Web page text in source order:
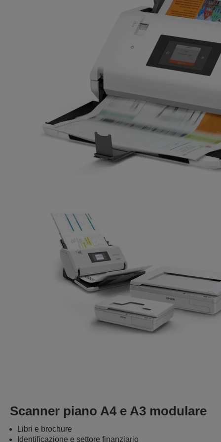
Scanner piano A4 e A3 modulare
Libri e brochure
Identificazione e settore finanziario